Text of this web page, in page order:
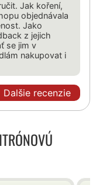
Jak koření,
objednávala
Jako
z jejich
se jim v
nakupovat i
Dalšie recenzie